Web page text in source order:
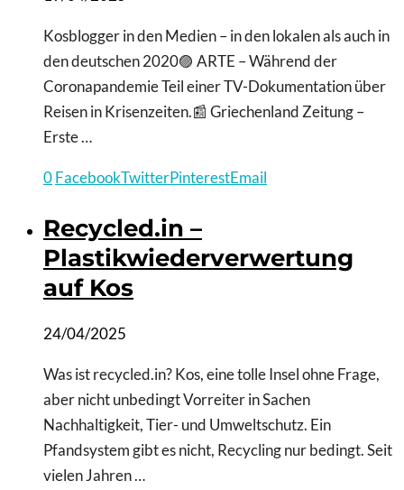
Kosblogger in den Medien – in den lokalen als auch in
den deutschen 2020🟣 ARTE – Während der
Coronapandemie Teil einer TV-Dokumentation über
Reisen in Krisenzeiten.📰 Griechenland Zeitung –
Erste …
0FacebookTwitterPinterestEmail
Recycled.in –
Plastikwiederverwertung
auf Kos
24/04/2025
Was ist recycled.in? Kos, eine tolle Insel ohne Frage,
aber nicht unbedingt Vorreiter in Sachen
Nachhaltigkeit, Tier- und Umweltschutz. Ein
Pfandsystem gibt es nicht, Recycling nur bedingt. Seit
vielen Jahren …